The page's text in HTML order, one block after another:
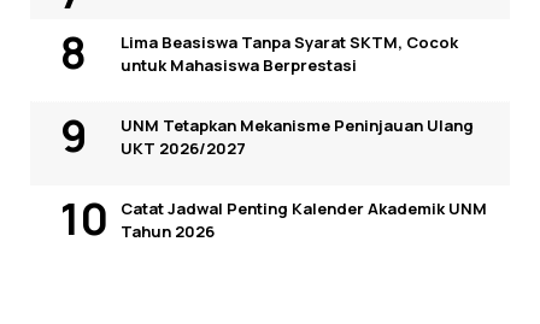
Lima Beasiswa Tanpa Syarat SKTM, Cocok
untuk Mahasiswa Berprestasi
UNM Tetapkan Mekanisme Peninjauan Ulang
UKT 2026/2027
Catat Jadwal Penting Kalender Akademik UNM
Tahun 2026